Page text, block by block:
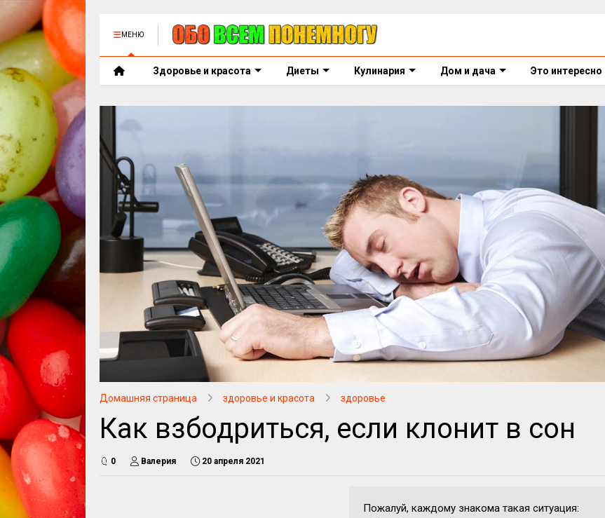
МЕНЮ
Здоровье и красота Диеты Кулинария Дом и дача Это интересно
Домашняя страница здоровье и красота здоровье
Как взбодриться, если клонит в сон
0 Валерия 20 апреля 2021
Пожалуй, каждому знакома такая ситуация: